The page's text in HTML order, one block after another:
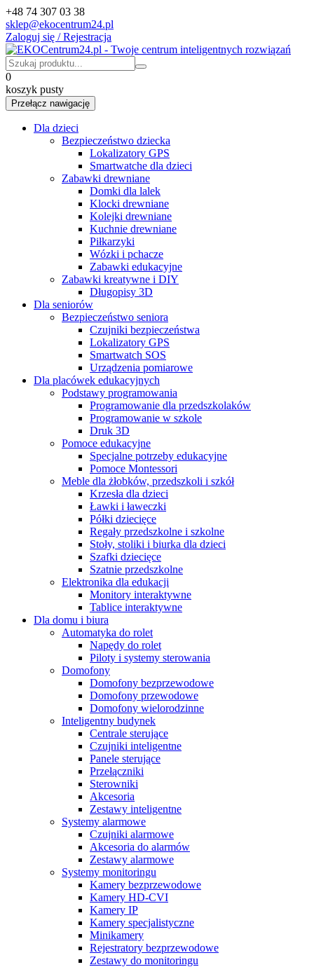
+48 74 307 03 38
sklep@ekocentrum24.pl
Zaloguj się / Rejestracja
0
koszyk pusty
Przełącz nawigację
Dla dzieci
Bezpieczeństwo dziecka
Lokalizatory GPS
Smartwatche dla dzieci
Zabawki drewniane
Domki dla lalek
Klocki drewniane
Kolejki drewniane
Kuchnie drewniane
Piłkarzyki
Wózki i pchacze
Zabawki edukacyjne
Zabawki kreatywne i DIY
Długopisy 3D
Dla seniorów
Bezpieczeństwo seniora
Czujniki bezpieczeństwa
Lokalizatory GPS
Smartwatch SOS
Urządzenia pomiarowe
Dla placówek edukacyjnych
Podstawy programowania
Programowanie dla przedszkolaków
Programowanie w szkole
Druk 3D
Pomoce edukacyjne
Specjalne potrzeby edukacyjne
Pomoce Montessori
Meble dla żłobków, przedszkoli i szkół
Krzesła dla dzieci
Ławki i ławeczki
Półki dziecięce
Regały przedszkolne i szkolne
Stoły, stoliki i biurka dla dzieci
Szafki dziecięce
Szatnie przedszkolne
Elektronika dla edukacji
Monitory interaktywne
Tablice interaktywne
Dla domu i biura
Automatyka do rolet
Napędy do rolet
Piloty i systemy sterowania
Domofony
Domofony bezprzewodowe
Domofony przewodowe
Domofony wielorodzinne
Inteligentny budynek
Centrale sterujące
Czujniki inteligentne
Panele sterujące
Przełączniki
Sterowniki
Akcesoria
Zestawy inteligentne
Systemy alarmowe
Czujniki alarmowe
Akcesoria do alarmów
Zestawy alarmowe
Systemy monitoringu
Kamery bezprzewodowe
Kamery HD-CVI
Kamery IP
Kamery specjalistyczne
Minikamery
Rejestratory bezprzewodowe
Zestawy do monitoringu